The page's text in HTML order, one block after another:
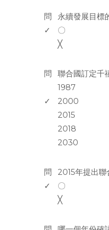
問
永續發展目
✓
〇
╳
問
聯合國訂定千
1987
✓
2000
2015
2018
2030
問
2015年提出
✓
〇
╳